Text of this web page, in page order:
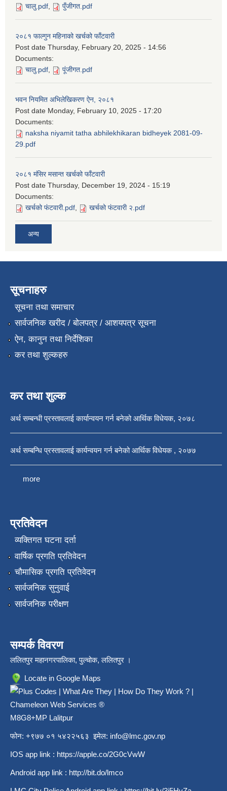
चालु.pdf, पुँजीगत.pdf
२०८१ फाल्गुन महिनाको खर्चको फाँटवारी
Post date Thursday, February 20, 2025 - 14:56
Documents:
चालु.pdf, पूंजीगत.pdf
भवन नियमित अभिलेखिकरण ऐन, २०८१
Post date Monday, February 10, 2025 - 17:20
Documents:
naksha niyamit tatha abhilekhikaran bidheyek 2081-09-
29.pdf
२०८१ मंसिर मसान्त खर्चको फाँटवारी
Post date Thursday, December 19, 2024 - 15:19
Documents:
खर्चको फंटवारी.pdf, खर्चको फंटवारी २.pdf
अन्य
सूचनाहरु
सूचना तथा समाचार
सार्वजनिक खरीद / बोलपत्र / आशयपत्र सूचना
ऐन, कानुन तथा निर्देशिका
कर तथा शुल्कहरु
कर तथा शुल्क
अर्थ सम्बन्धी प्रस्तावलाई कार्यान्वयन गर्न बनेको आर्थिक विधेयक, २०७८
अर्थ सम्बन्धि प्रस्तावलाई कार्यन्वयन गर्न बनेको आर्थिक विधेयक , २०७७
more
प्रतिवेदन
व्यक्तिगत घटना दर्ता
वार्षिक प्रगति प्रतिवेदन
चौमासिक प्रगति प्रतिवेदन
सार्वजनिक सुनुवाई
सार्वजनिक परीक्षण
सम्पर्क विवरण
ललितपुर महानगरपालिका, पुल्चोक, ललितपुर ।
Locate in Google Maps
M8G8+MP Lalitpur
फोन: +९७७ ०१ ५४२२५६३ इमेल: info@lmc.gov.np
IOS app link : https://apple.co/2G0cVwW
Android app link : http://bit.do/lmco